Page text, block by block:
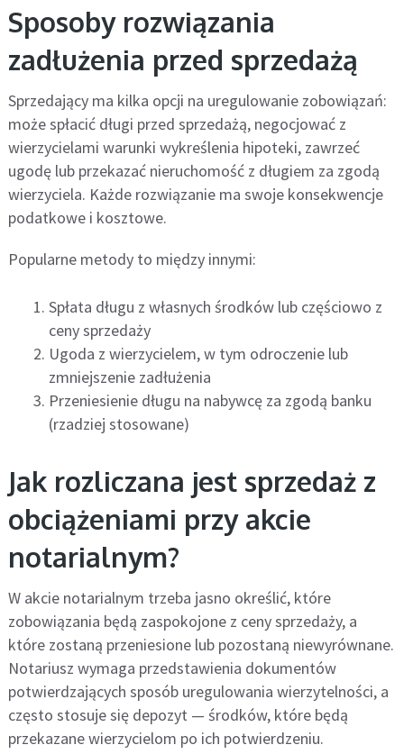
Sposoby rozwiązania
zadłużenia przed sprzedażą
Sprzedający ma kilka opcji na uregulowanie zobowiązań:
może spłacić długi przed sprzedażą, negocjować z
wierzycielami warunki wykreślenia hipoteki, zawrzeć
ugodę lub przekazać nieruchomość z długiem za zgodą
wierzyciela. Każde rozwiązanie ma swoje konsekwencje
podatkowe i kosztowe.
Popularne metody to między innymi:
Spłata długu z własnych środków lub częściowo z
ceny sprzedaży
Ugoda z wierzycielem, w tym odroczenie lub
zmniejszenie zadłużenia
Przeniesienie długu na nabywcę za zgodą banku
(rzadziej stosowane)
Jak rozliczana jest sprzedaż z
obciążeniami przy akcie
notarialnym?
W akcie notarialnym trzeba jasno określić, które
zobowiązania będą zaspokojone z ceny sprzedaży, a
które zostaną przeniesione lub pozostaną niewyrównane.
Notariusz wymaga przedstawienia dokumentów
potwierdzających sposób uregulowania wierzytelności, a
często stosuje się depozyt — środków, które będą
przekazane wierzycielom po ich potwierdzeniu.